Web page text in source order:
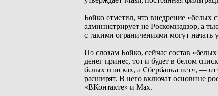
Бойко отметил, что внедрение «белых
администрирует не Роскомнадзор, а
с такими ограничениями могут
По словам Бойко, сейчас состав
денег принес, тот и будет в белом
белых списках, а Сбербанка нет», —
расширят. В него включат основные
«ВКонтакте» и Max.